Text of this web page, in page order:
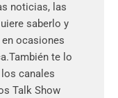
noticias, las
saberlo y
ocasiones
te lo
canales
Talk Show